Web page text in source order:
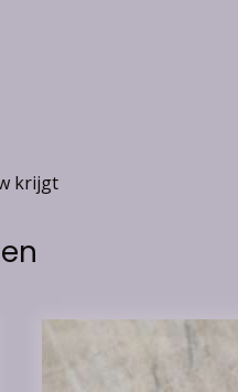
krijgt